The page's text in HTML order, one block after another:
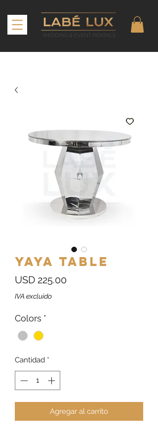
Yaya Table
USD 225.00Precio
IVA excluido
Colors *
Cantidad *
Agregar al carrito